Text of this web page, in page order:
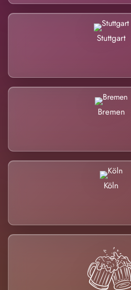
Stuttgart
Bremen
Köln